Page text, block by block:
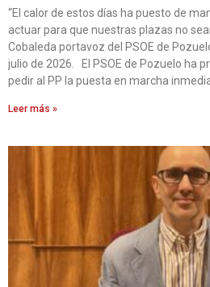
“El calor de estos días ha puesto de
actuar para que nuestras plazas no
Cobaleda portavoz del PSOE de
julio de 2026. El PSOE de Pozuelo ha
pedir al PP la puesta en marcha
Leer más »